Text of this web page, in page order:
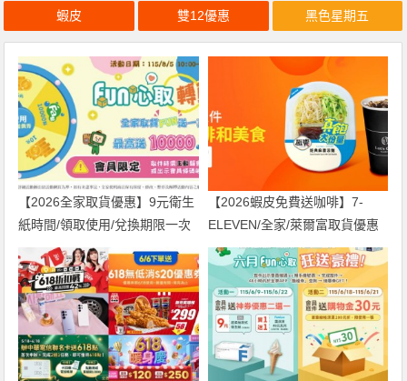
蝦皮 雙12優惠 黑色星期五
【2026全家取貨優惠】9元衛生
紙時間/領取使用/兌換期限一次
看！
【2026蝦皮免費送咖啡】7-
ELEVEN/全家/萊爾富取貨優惠
兌換方式一起看